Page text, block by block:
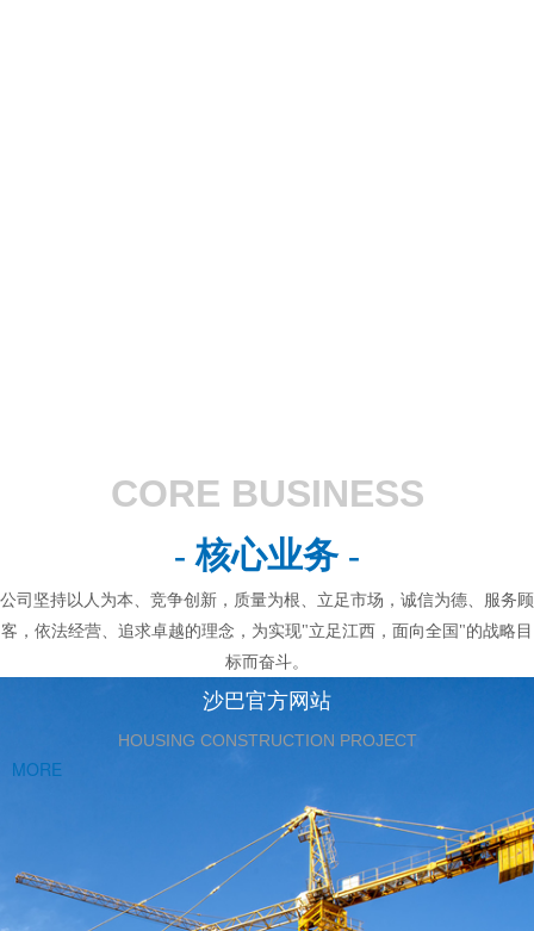
CORE BUSINESS
- 核心业务 -
公司坚持以人为本、竞争创新，质量为根、立足市场，诚信为德、服务顾
客，依法经营、追求卓越的理念，为实现"立足江西，面向全国"的战略目
标而奋斗。
沙巴官方网站
HOUSING CONSTRUCTION PROJECT
MORE